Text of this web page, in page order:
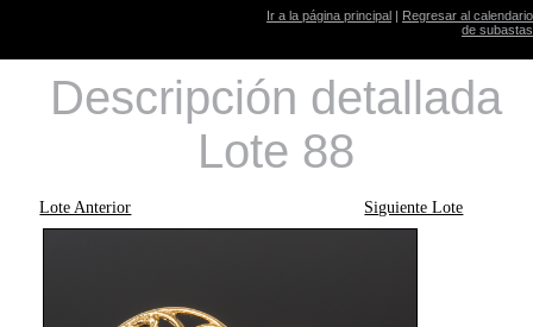
Ir a la página principal | Regresar al calendario
de subastas
Descripción detallada
Lote 88
Lote Anterior Siguiente Lote